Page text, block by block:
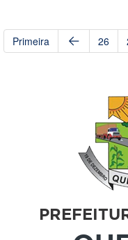
Primeira 26